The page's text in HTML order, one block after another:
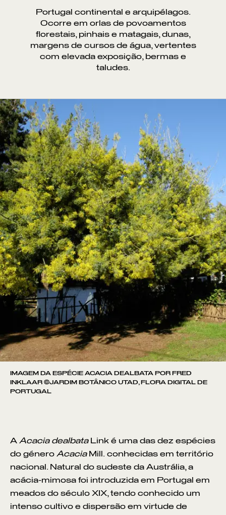
Portugal continental e arquipélagos.
Ocorre em orlas de povoamentos
florestais, pinhais e matagais, dunas,
margens de cursos de água, vertentes
com elevada exposição, bermas e
taludes.
IMAGEM DA ESPÉCIE ACACIA DEALBATA POR FRED
INKLAAR ©JARDIM BOTÂNICO UTAD, FLORA DIGITAL DE
PORTUGAL
A Acacia dealbataLink é uma das dez espécies
do género AcaciaMill. conhecidas em território
nacional. Natural do sudeste da Austrália, a
acácia-mimosa foi introduzida em Portugal em
meados do século XIX, tendo conhecido um
intenso cultivo e dispersão em virtude de